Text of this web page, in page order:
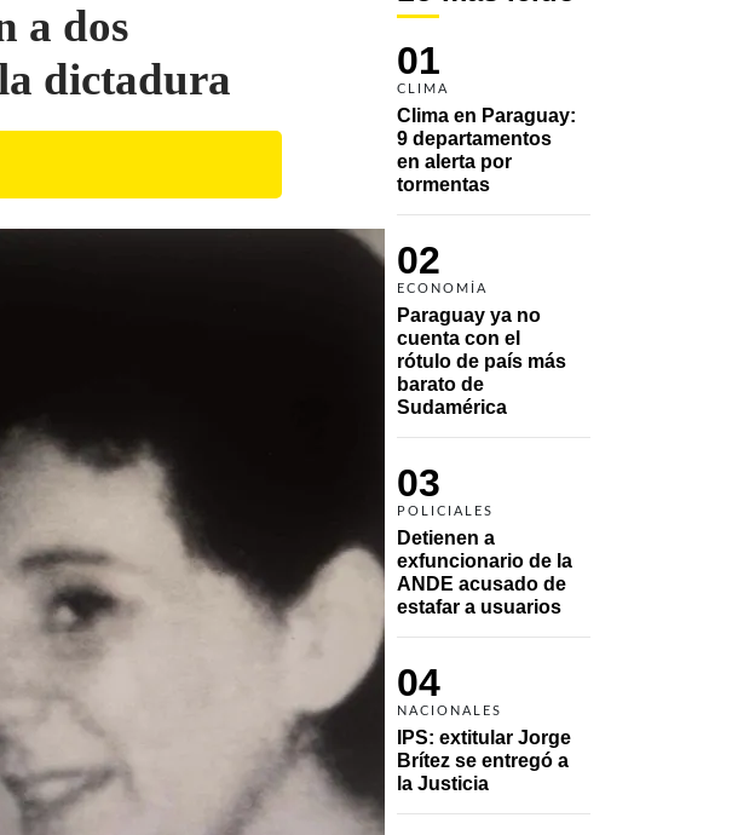
01
CLIMA
Clima en Paraguay:
9 departamentos
en alerta por
tormentas
02
ECONOMÍA
Paraguay ya no
cuenta con el
rótulo de país más
barato de
Sudamérica
03
POLICIALES
Detienen a
exfuncionario de la
ANDE acusado de
estafar a usuarios
04
NACIONALES
IPS: extitular Jorge
Brítez se entregó a
la Justicia
a dos
dictadura